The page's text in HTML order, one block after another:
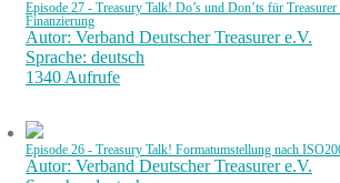
Episode 27 - Treasury Talk! Do’s und Don’ts für
Finanzierung
Autor: Verband Deutscher Treasurer e.V.
Sprache: deutsch
1340 Aufrufe
Episode 26 - Treasury Talk! Formatumstellung nach
Autor: Verband Deutscher Treasurer e.V.